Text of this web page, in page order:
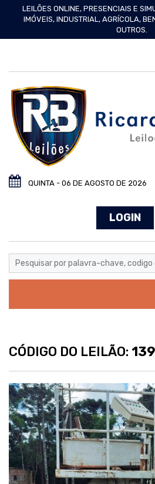
LEILÕES ONLINE, PRESENCIAIS E
IMÓVEIS, INDUSTRIAL, AGRÍCOLA,
OUTROS.
QUINTA - 06 DE AGOSTO DE 2026
LOGIN
CÓDIGO DO LEILÃO: